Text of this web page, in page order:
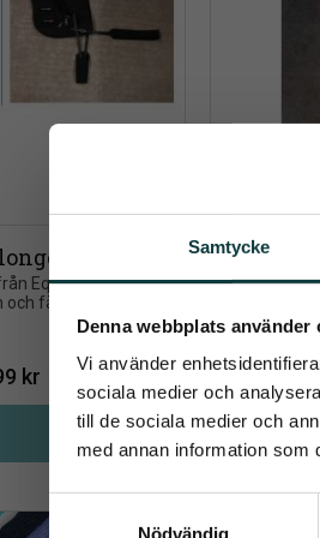
Samtycke
Denna webbplats använder
Vi använder
sociala medier och
till de sociala medier och
med annan information som
Nödvändig
system
Eques är designet
få den att arbeta
tex. longering.
kr
Lägg till i önskelista
Det allra